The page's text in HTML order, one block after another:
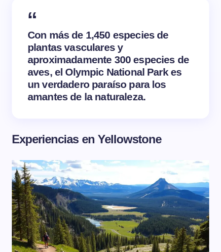
Con más de 1,450 especies de
plantas vasculares y
aproximadamente 300 especies de
aves, el Olympic National Park es
un verdadero paraíso para los
amantes de la naturaleza.
Experiencias en Yellowstone